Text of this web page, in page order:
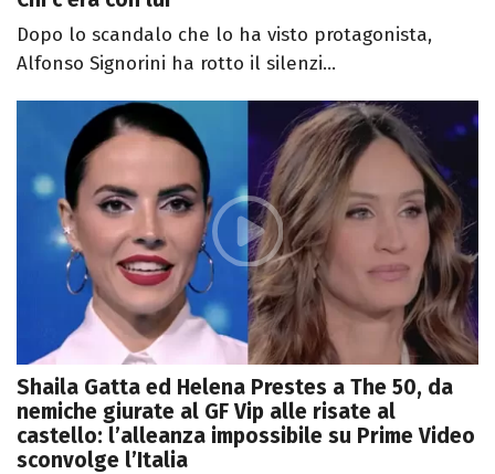
Dopo lo scandalo che lo ha visto protagonista,
Alfonso Signorini ha rotto il silenzi...
Shaila Gatta ed Helena Prestes a The 50, da
nemiche giurate al GF Vip alle risate al
castello: l’alleanza impossibile su Prime Video
sconvolge l’Italia